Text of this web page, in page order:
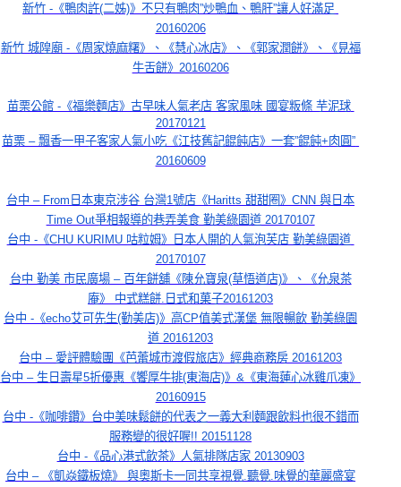
新竹 -《鴨肉許(二姊)》不只有鴨肉”炒鴨血、鴨肝”讓人好滿足
20160206
新竹 城隍廟 -《周家燒麻糬》、《慧心冰店》、《郭家潤餅》、《見福
牛舌餅》20160206
苗栗公館 -《福樂麵店》古早味人氣老店 客家風味 國宴粄條 芋泥球
20170121
苗栗 – 飄香一甲子客家人氣小吃《江技舊記餛飩店》一套”餛飩+肉圓”
20160609
台中 – From日本東京涉谷 台灣1號店《Haritts 甜甜圈》CNN 與日本
Time Out爭相報導的巷弄美食 勤美綠園道 20170107
台中 -《CHU KURIMU 咕粒姆》日本人開的人氣泡芙店 勤美綠園道
20170107
台中 勤美 市民廣場 – 百年餅舖《陳允寶泉(草悟道店)》、《允泉茶
庵》 中式糕餅.日式和菓子20161203
台中 -《echo艾可先生(勤美店)》高CP值美式漢堡 無限暢飲 勤美綠園
道 20161203
台中 – 愛評體驗團《芭蕾城市渡假旅店》經典商務房 20161203
台中 – 生日壽星5折優惠《饗厚牛排(東海店)》&《東海蓮心冰雞爪凍》
20160915
台中 -《咖啡鑽》台中美味鬆餅的代表之一義大利麵跟飲料也很不錯而
服務變的很好喔!! 20151128
台中 -《品心港式飲茶》人氣排隊店家 20130903
台中 – 《凱焱鐵板燒》 與奧斯卡一同共享視覺.聽覺.味覺的華麗盛宴